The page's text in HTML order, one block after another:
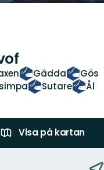
Gädda
Gös
Sutare Ål
Visa på kartan